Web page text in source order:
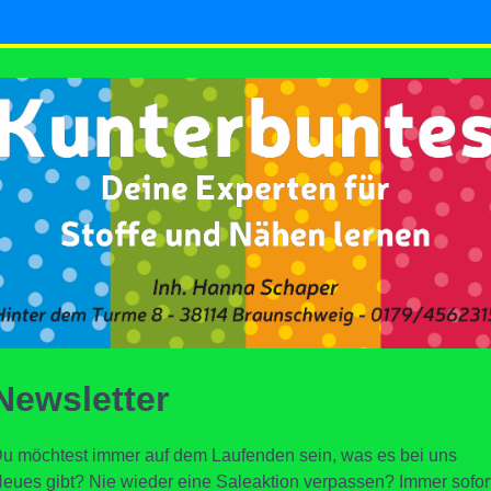
möchtest immer auf dem Laufenden sein, was es bei uns
gibt? Nie wieder eine Saleaktion verpassen? Immer